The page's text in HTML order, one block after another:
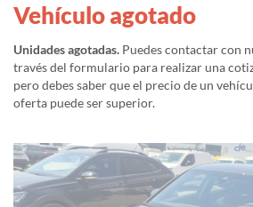
Vehículo agotado
Unidades agotadas. Puedes contactar con
través del formulario para realizar una
pero debes saber que el precio de un
oferta puede ser superior.